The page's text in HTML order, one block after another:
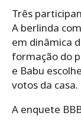
Três
A berlinda
em dinâmica
formação do
e Babu
votos da casa.
A enquete